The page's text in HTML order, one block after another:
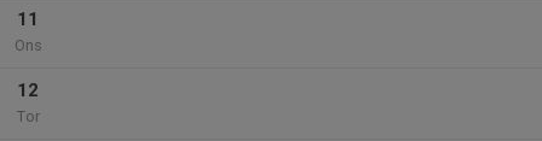
11
Ons
12
Tor